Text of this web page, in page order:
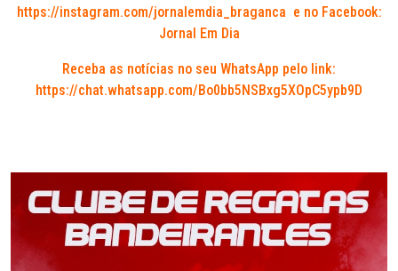
https://instagram.com/jornalemdia_braganca e no Facebook:
Jornal Em Dia
Receba as notícias no seu WhatsApp pelo link:
https://chat.whatsapp.com/Bo0bb5NSBxg5XOpC5ypb9D